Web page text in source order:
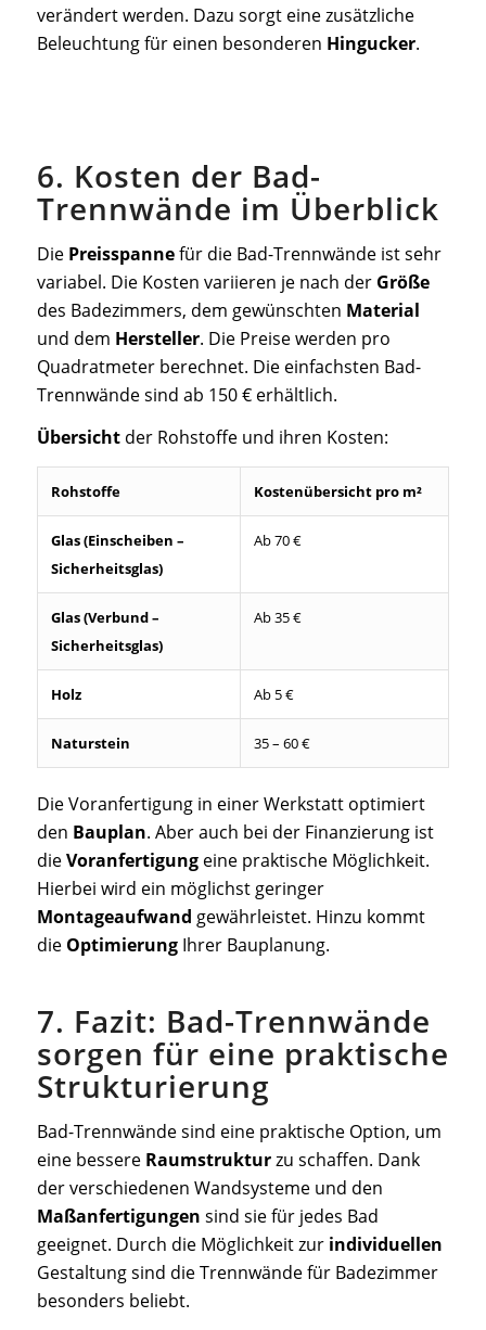
verändert werden. Dazu sorgt eine zusätzliche
Beleuchtung für einen besonderen Hingucker.
6. Kosten der Bad-
Trennwände im Überblick
Die Preisspannefür die Bad-Trennwände ist sehr
variabel. Die Kosten variieren je nach der Größe
des Badezimmers, dem gewünschten Material
und dem Hersteller. Die Preise werden pro
Quadratmeter berechnet. Die einfachsten Bad-
Trennwände sind ab 150 € erhältlich.
Übersicht der Rohstoffe und ihren Kosten:
Rohstoffe Kostenübersicht pro m²
Glas (Einscheiben –
Sicherheitsglas)
Ab 70 €
Glas (Verbund –
Sicherheitsglas)
Ab 35 €
Holz Ab 5 €
Naturstein 35 – 60 €
Die Voranfertigung in einer Werkstatt optimiert
den Bauplan. Aber auch bei der Finanzierung ist
dieVoranfertigungeine praktische Möglichkeit.
Hierbei wird ein möglichst geringer
Montageaufwand gewährleistet. Hinzu kommt
die OptimierungIhrer Bauplanung.
7. Fazit: Bad-Trennwände
sorgen für eine praktische
Strukturierung
Bad-Trennwände sind eine praktische Option, um
eine bessere Raumstrukturzu schaffen. Dank
der verschiedenen Wandsysteme und den
Maßanfertigungen sind sie für jedes Bad
geeignet. Durch die Möglichkeit zur individuellen
Gestaltung sind die Trennwände für Badezimmer
besonders beliebt.